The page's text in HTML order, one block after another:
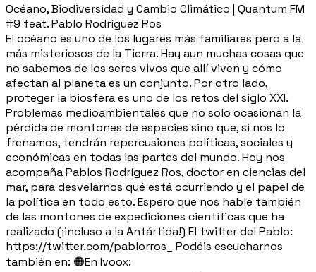
Océano, Biodiversidad y Cambio Climático | Quantum FM
#9 feat. Pablo Rodríguez Ros
El océano es uno de los lugares más familiares pero a la
más misteriosos de la Tierra. Hay aun muchas cosas que
no sabemos de los seres vivos que allí viven y cómo
afectan al planeta es un conjunto. Por otro lado,
proteger la biosfera es uno de los retos del siglo XXI.
Problemas medioambientales que no solo ocasionan la
pérdida de montones de especies sino que, si nos lo
frenamos, tendrán repercusiones políticas, sociales y
económicas en todas las partes del mundo. Hoy nos
acompaña Pablos Rodríguez Ros, doctor en ciencias del
mar, para desvelarnos qué está ocurriendo y el papel de
la política en todo esto. Espero que nos hable también
de las montones de expediciones científicas que ha
realizado (¡incluso a la Antártida!) El twitter del Pablo:
https://twitter.com/pablorros_ Podéis escucharnos
también en: 🟠En Ivoox: